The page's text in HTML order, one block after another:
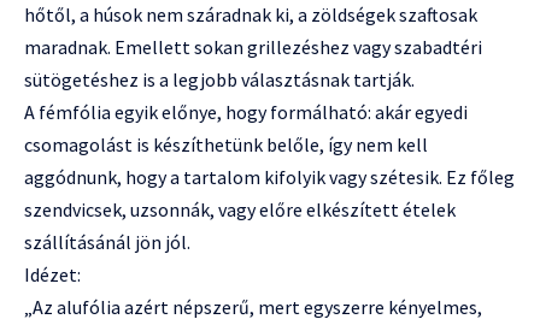
hőtől, a húsok nem száradnak ki, a zöldségek szaftosak
maradnak. Emellett sokan grillezéshez vagy szabadtéri
sütögetéshez is a legjobb választásnak tartják.
A fémfólia egyik előnye, hogy formálható: akár egyedi
csomagolást is készíthetünk belőle, így nem kell
aggódnunk, hogy a tartalom kifolyik vagy szétesik. Ez főleg
szendvicsek, uzsonnák, vagy előre elkészített ételek
szállításánál jön jól.
Idézet:
„Az alufólia azért népszerű, mert egyszerre kényelmes,